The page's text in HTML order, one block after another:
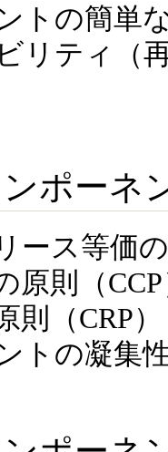
トの簡単
リティ（
ポーネ
ース等価
原則（
（CRP）
トの凝集